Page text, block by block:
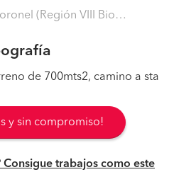
(Región VIII Biobío - Concepción)
de 700mts2, camino a sta
y sin compromiso!
Consigue trabajos como este